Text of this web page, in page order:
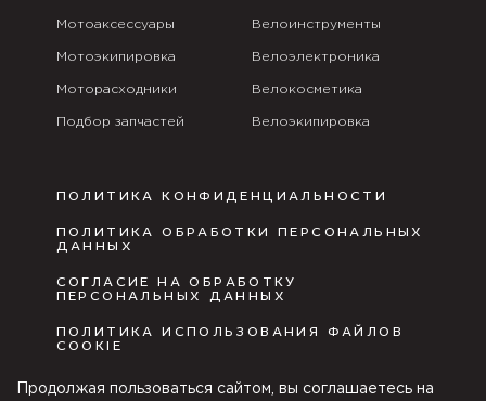
Мотоаксессуары
Мотоэкипировка
Моторасходники
Подбор запчастей
Велоинструменты
Велоэлектроника
Велокосметика
Велоэкипировка
ПОЛИТИКА КОНФИДЕНЦИАЛЬНОСТИ
ПОЛИТИКА ОБРАБОТКИ ПЕРСОНАЛЬНЫХ
ДАННЫХ
СОГЛАСИЕ НА ОБРАБОТКУ
ПЕРСОНАЛЬНЫХ ДАННЫХ
ПОЛИТИКА ИСПОЛЬЗОВАНИЯ ФАЙЛОВ
COOKIE
ПУБЛИЧНАЯ ОФЕРТА
Продолжая пользоваться сайтом, вы соглашаетесь на